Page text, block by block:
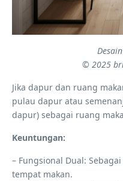
© 2025
Jika dapur dan ruang
pulau dapur atau
dapur) sebagai ruang
Keuntungan:
– Fungsional Dual:
tempat makan.